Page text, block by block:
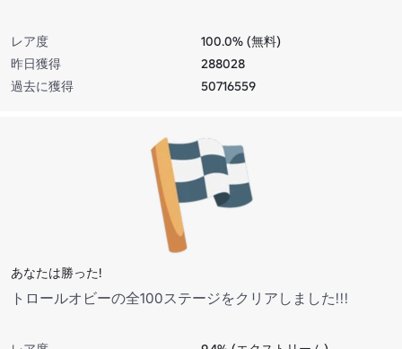
レア度
100.0% (無料)
昨日獲得
288028
過去に獲得
50716559
あなたは勝った!
トロールオビーの全100ステージをクリアしました!!!